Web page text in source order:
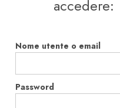
accedere:
Nome utente o email
Password